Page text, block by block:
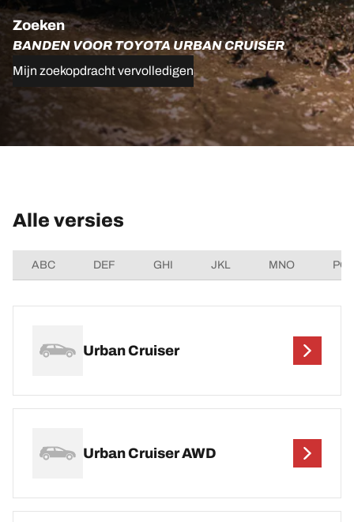
Zoeken
BANDEN VOOR TOYOTA URBAN CRUISER
Mijn zoekopdracht vervolledigen
Alle versies
ABC DEF GHI JKL MNO
Urban Cruiser
Urban Cruiser AWD